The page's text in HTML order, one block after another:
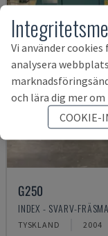
G250
INDEX - SVARV-
TYSKLAND 2004
Vi använder
analysera
och lära dig mer om
COOKIE-